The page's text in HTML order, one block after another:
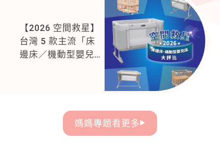
【2026 空間救星】
台灣 5 款主流「床
邊床／機動型嬰兒
媽媽專題看更多